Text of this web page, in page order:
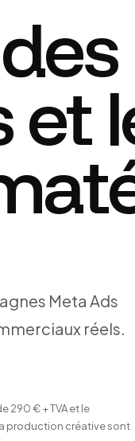
et
Meta Ads
réels.
290 € + TVA et le
production créative sont